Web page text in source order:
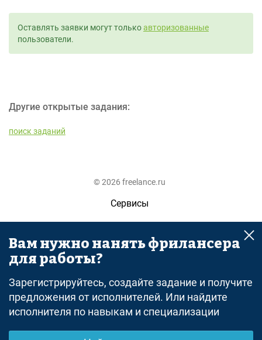
Оставлять заявки могут толькоавторизованные
пользователи.
Другие открытые задания:
поиск заданий
© 2026 freelance.ru
Сервисы
Помощь
Поиск
Оферта
Политика конфиденциальности
Дисклеймер о ЗоЗПП
Вам нужно нанять фрилансера
для работы?
Зарегистрируйтесь, создайте задание и получите
предложения от исполнителей. Или найдите
исполнителя по навыкам и специализации